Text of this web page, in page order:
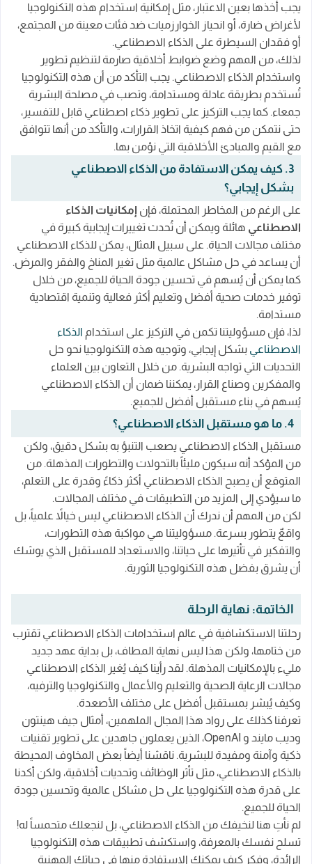
يجب أخذها بعين الاعتبار، مثل إمكانية استخدام هذه التكنولوجيا
لأغراض ضارة، أو انحياز الخوارزميات ضد فئات معينة من المجتمع،
أو فقدان السيطرة على الذكاء الاصطناعي.
لذلك، من المهم وضع ضوابط أخلاقية صارمة لتنظيم تطوير
واستخدام الذكاء الاصطناعي. يجب التأكد من أن هذه التكنولوجيا
تُستخدم بطريقة عادلة ومستدامة، وتصب في مصلحة البشرية
جمعاء. كما يجب التركيز على تطوير ذكاء اصطناعي قابل للتفسير،
حتى نتمكن من فهم كيفية اتخاذ القرارات، والتأكد من أنها تتوافق
مع القيم والمبادئ الأخلاقية التي نؤمن بها.
3. كيف يمكن الاستفادة من الذكاء الاصطناعي
بشكل إيجابي؟
على الرغم من المخاطر المحتملة، فإن إمكانيات الذكاء
الاصطناعي هائلة ويمكن أن تُحدث تغييرات إيجابية كبيرة في
مختلف مجالات الحياة. على سبيل المثال، يمكن للذكاء الاصطناعي
أن يساعد في حل مشاكل عالمية مثل تغير المناخ والفقر والمرض.
كما يمكن أن يُسهم في تحسين جودة الحياة للجميع، من خلال
توفير خدمات صحية أفضل وتعليم أكثر فعالية وتنمية اقتصادية
مستدامة.
لذا، فإن مسؤوليتنا تكمن في التركيز على استخدام الذكاء
الاصطناعي بشكل إيجابي، وتوجيه هذه التكنولوجيا نحو حل
التحديات التي تواجه البشرية. من خلال التعاون بين العلماء
والمفكرين وصناع القرار، يمكننا ضمان أن الذكاء الاصطناعي
يُسهم في بناء مستقبل أفضل للجميع.
4. ما هو مستقبل الذكاء الاصطناعي؟
مستقبل الذكاء الاصطناعي يصعب التنبؤ به بشكل دقيق، ولكن
من المؤكد أنه سيكون مليئاً بالتحولات والتطورات المذهلة. من
المتوقع أن يصبح الذكاء الاصطناعي أكثر ذكاءً وقدرة على التعلم،
ما سيؤدي إلى المزيد من التطبيقات في مختلف المجالات.
لكن من المهم أن ندرك أن الذكاء الاصطناعي ليس خيالاً علمياً، بل
واقعٌ يتطور بسرعة. مسؤوليتنا هي مواكبة هذه التطورات،
والتفكير في تأثيرها على حياتنا، والاستعداد للمستقبل الذي يوشك
أن يشرق بفضل هذه التكنولوجيا الثورية.
الخاتمة: نهاية الرحلة
رحلتنا الاستكشافية في عالم استخدامات الذكاء الاصطناعي تقترب
من ختامها، ولكن هذا ليس نهاية المطاف، بل بداية عهد جديد
مليء بالإمكانيات المذهلة. لقد رأينا كيف يُغير الذكاء الاصطناعي
مجالات الرعاية الصحية والتعليم والأعمال والتكنولوجيا والترفيه،
وكيف يُبشر بمستقبل أفضل على مختلف الأصعدة.
تعرفنا كذلك على رواد هذا المجال الملهمين، أمثال جيف هينتون
وديب مايند و OpenAI، الذين يعملون جاهدين على تطوير تقنيات
ذكية وآمنة ومفيدة للبشرية. ناقشنا أيضاً بعض المخاوف المحيطة
بالذكاء الاصطناعي، مثل تأثر الوظائف وتحديات أخلاقية، ولكن أكدنا
على قدرة هذه التكنولوجيا على حل مشاكل عالمية وتحسين جودة
الحياة للجميع.
لم نأتِ هنا لنخيفك من الذكاء الاصطناعي، بل لنجعلك متحمساً له!
تسلح نفسك بالمعرفة، واستكشف تطبيقات هذه التكنولوجيا
الرائدة، وفكر كيف يمكنك الاستفادة منها في حياتك المهنية